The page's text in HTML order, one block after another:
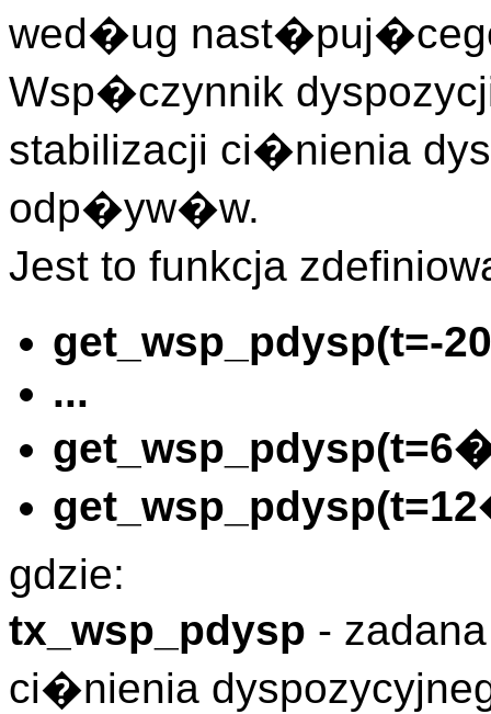
wed�ug
Wsp�czynnik
stabilizacji ci�nienia
odp�yw�w.
Jest to funkcja
get_wsp_pdysp(t=-
...
gdzie:
tx_wsp_pdysp -
ci�nienia